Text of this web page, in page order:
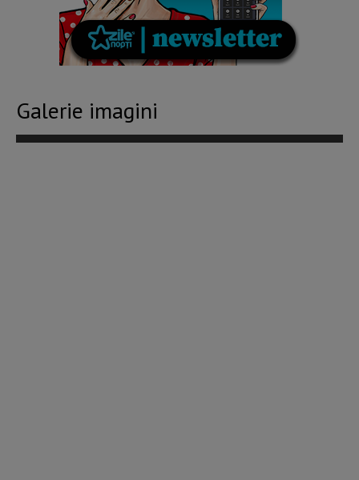
Galerie imagini